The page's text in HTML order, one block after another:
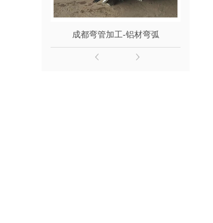
成都弯管加工-铝材弯弧